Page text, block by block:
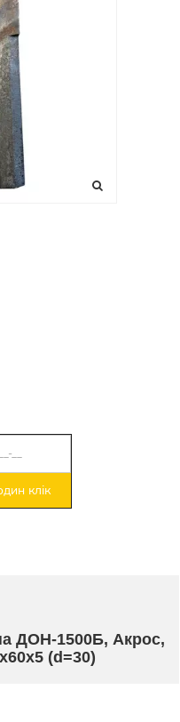
клік
ДОН-1500Б, Акрос,
(d=30)